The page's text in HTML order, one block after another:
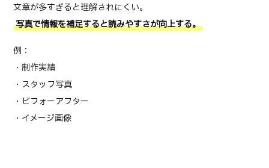
文章が多すぎると理解されにくい。
写真で情報を補足すると読みやすさが向上する。
例：
・制作実績
・スタッフ写真
・ビフォーアフター
・イメージ画像